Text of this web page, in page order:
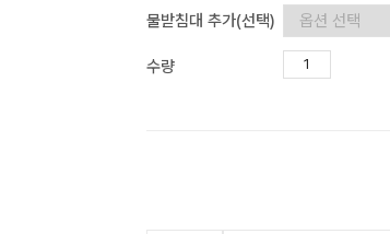
물받침대 추가(선택)
수량